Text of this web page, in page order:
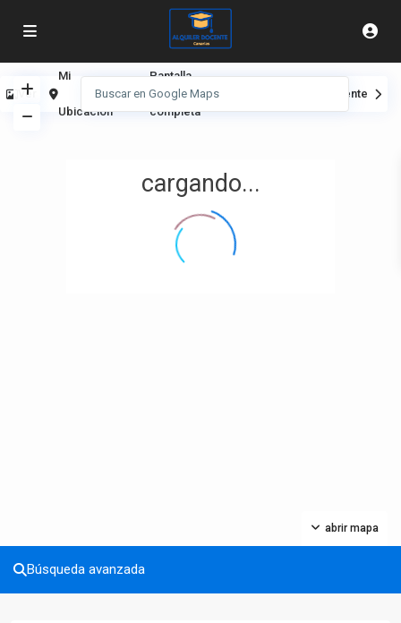
cargando...
abrir mapa
Ver
Mi
Ubicación
Pantalla
completa
Siguiente
Búsqueda avanzada